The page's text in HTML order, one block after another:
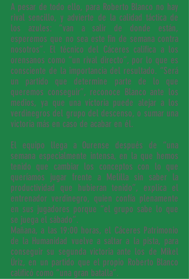
A pesar de todo ello, para Roberto Blanco no hay
rival sencillo, y advierte de la calidad táctica de
los azules: “van a salir de donde están,
esperemos que no sea este fin de semana contra
nosotros”. El técnico del Cáceres califica a los
orensanos como “un rival directo”, por lo que es
consciente de la importancia del resultado. “Será
un partido que determine parte de lo que
queremos conseguir”, reconoce Blanco ante los
medios, ya que una victoria puede alejar a los
verdinegros del grupo del descenso, o sumar una
victoria más en caso de acabar en él.
El equipo llega a Ourense después de “una
semana especialmente intensa, en la que hemos
tenido que cambiar los conceptos con lo que
queríamos jugar frente a Melilla sin saber la
productividad que hubieran tenido”, explica el
entrenador verdinegro, quien confía plenamente
en sus jugadores porque “el grupo sabe lo que
se juega el sábado”.
Mañana, a las 19:00 horas, el Cáceres Patrimonio
de la Humanidad vuelve a saltar a la pista, para
conseguir su segunda victoria ante los de Mikel
Úriz, en un partido que el propio Roberto Blanco
calificó como “una gran batalla”.